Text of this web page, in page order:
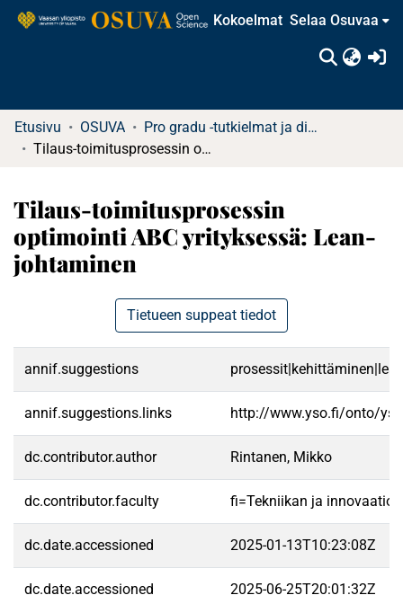
Kokoelmat Selaa Osuvaa
Etusivu OSUVA
Pro gradu -tutkielmat ja diplomityöt (rajattu saatavuus)
Tilaus-toimitusprosessin optimointi ABC yrityksessä: Lean-johtaminen
Tilaus-toimitusprosessin
optimointi ABC yrityksessä: Lean-
johtaminen
Tietueen suppeat tiedot
annif.suggestions
annif.suggestions.links http://www.yso.fi/onto/
dc.contributor.author Rintanen, Mikko
dc.contributor.faculty fi=Tekniikan ja
dc.date.accessioned 2025-01-13T10:23:08Z
dc.date.accessioned 2025-06-25T20:01:32Z